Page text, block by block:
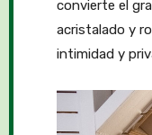
convierte el
acristalado y
intimidad y